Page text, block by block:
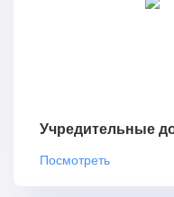
Учредительные
Посмотреть